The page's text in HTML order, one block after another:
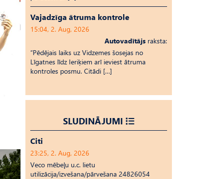
Vajadzīga ātruma kontrole
15:04, 2. Aug, 2026
Autovadītājs raksta:
“Pēdējais laiks uz Vid­ze­mes šosejas no
Līgatnes līdz Ieriķiem arī ieviest ātruma
kontroles posmu. Citādi […]
SLUDINĀJUMI
Citi
23:25, 2. Aug, 2026
Veco mēbeļu u.c. lietu
utilizācija/izvešana/pārvešana 24826054